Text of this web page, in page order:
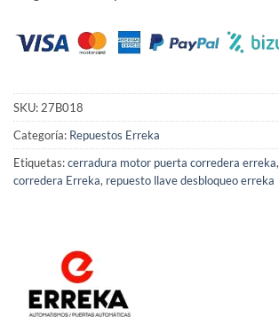
SKU: 27B018
Categoría: Repuestos Erreka
Etiquetas:cerradura motor puerta corredera erreka,
corredera Erreka, repuesto llave desbloqueo erreka